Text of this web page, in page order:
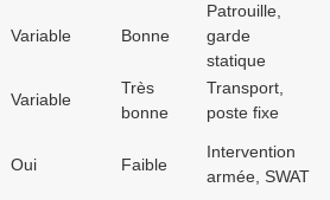
Variable Bonne
Patrouille,
garde
statique
Variable
Très
bonne
Transport,
poste fixe
Oui Faible
Intervention
armée, SWAT